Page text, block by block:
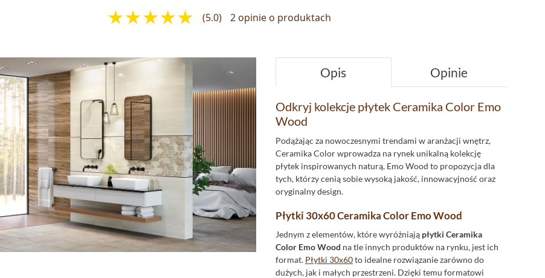
(5.0) 2 opinie o produktach
Opis Opinie
Odkryj kolekcje płytek Ceramika Color Emo
Wood
Podążając za nowoczesnymi trendami w aranżacji wnętrz,
Ceramika Color wprowadza na rynek unikalną kolekcję
płytek inspirowanych naturą. Emo Wood to propozycja dla
tych, którzy cenią sobie wysoką jakość, innowacyjność oraz
oryginalny design.
Płytki 30x60 Ceramika Color Emo Wood
Jednym z elementów, które wyróżniają płytki Ceramika
Color Emo Wood na tle innych produktów na rynku, jest ich
format. Płytki 30x60to idealne rozwiązanie zarówno do
dużych, jak i małych przestrzeni. Dzięki temu formatowi